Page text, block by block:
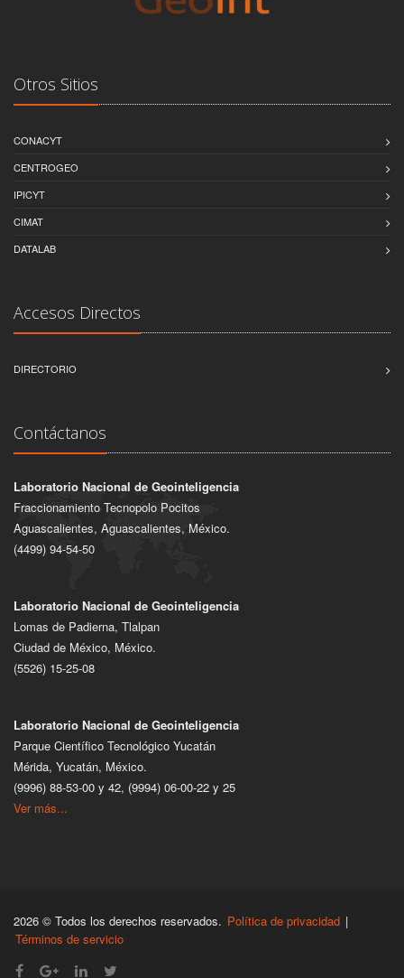
Otros Sitios
CONACYT
CENTROGEO
IPICYT
CIMAT
DATALAB
Accesos Directos
DIRECTORIO
Contáctanos
Laboratorio Nacional de Geointeligencia
Fraccionamiento Tecnopolo Pocitos
Aguascalientes, Aguascalientes, México.
(4499) 94-54-50
Laboratorio Nacional de Geointeligencia
Lomas de Padierna, Tlalpan
Ciudad de México, México.
(5526) 15-25-08
Laboratorio Nacional de Geointeligencia
Parque Científico Tecnológico Yucatán
Mérida, Yucatán, México.
(9996) 88-53-00 y 42, (9994) 06-00-22 y 25
Ver más...
2026 © Todos los derechos reservados. Política de privacidad |
Términos de servicio